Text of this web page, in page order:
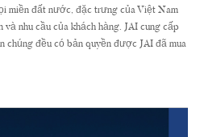
miền đất nước, đặc trưng của Việt Nam
nhu cầu của khách hàng. JAI cung cấp
chúng đều có bản quyền được JAI đã mua